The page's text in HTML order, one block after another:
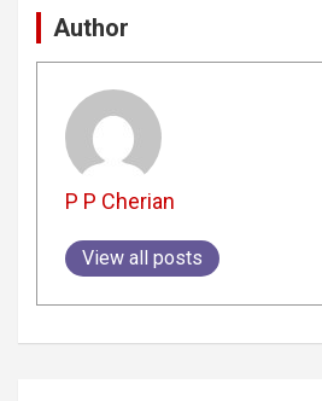
Author
P P Cherian
View all posts